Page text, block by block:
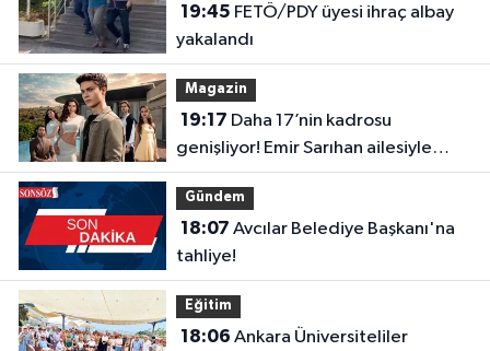
19:45
yakalandı
Magazin
19:17
genişliyor! Emir Sarıhan ailesiyle
geliyor
Gündem
18:07
tahliye!
Eğitim
18:06